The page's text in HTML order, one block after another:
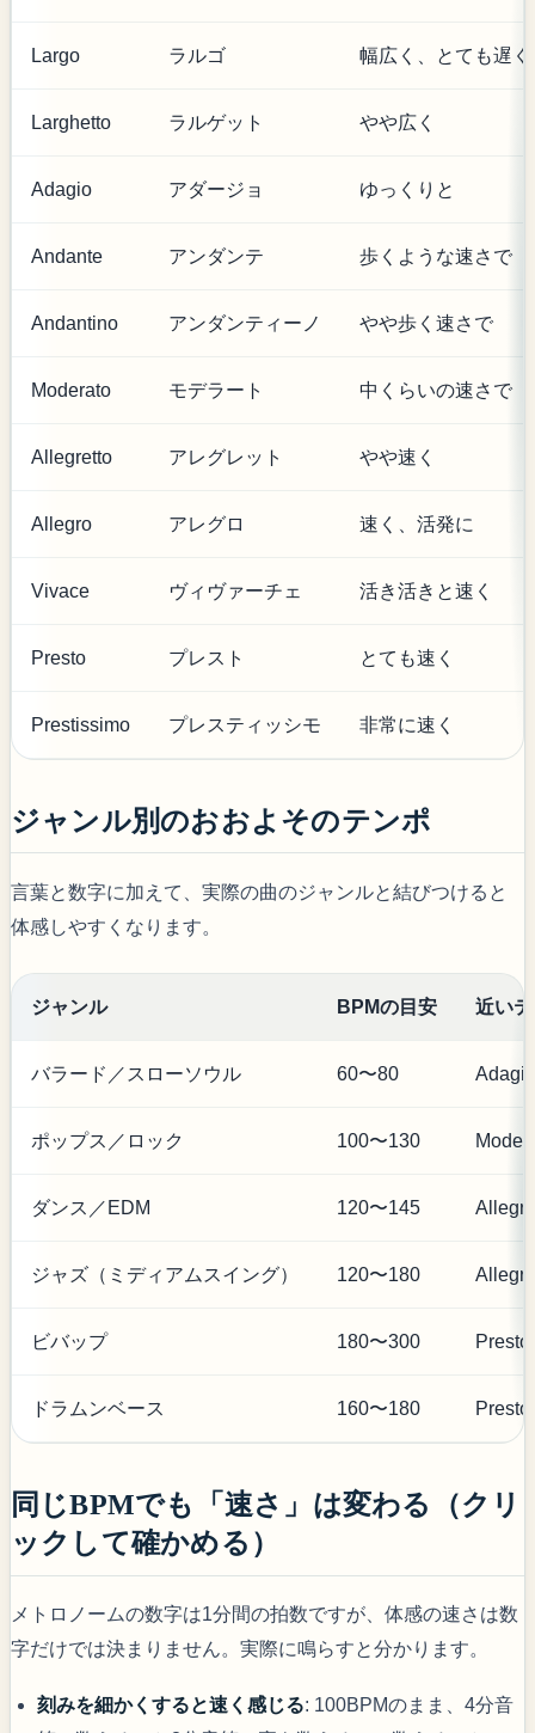
Largo ラルゴ 幅広く、とても遅く
Larghetto ラルゲット やや広く
Adagio アダージョ ゆっくりと
Andante アンダンテ 歩くような速さで
Andantino アンダンティーノ やや歩く速さで
Moderato モデラート 中くらいの速さで
Allegretto アレグレット やや速く
Allegro アレグロ 速く、活発に
Vivace ヴィヴァーチェ 活き活きと速く
Presto プレスト とても速く
Prestissimo プレスティッシモ 非常に速く
ジャンル別のおおよそのテンポ
言葉と数字に加えて、実際の曲のジャンルと結びつけると
体感しやすくなります。
ジャンル BPMの目安 近い
バラード／スローソウル 60〜80
ポップス／ロック 100〜130
ダンス／EDM 120〜145 Allegro
ジャズ（ミディアムスイング） 120〜180
ビバップ 180〜300 Presto
ドラムンベース 160〜180 Presto
同じBPMでも「速さ」は変わる（クリ
ックして確かめる）
メトロノームの数字は1分間の拍数ですが、体感の速さは数
字だけでは決まりません。実際に鳴らすと分かります。
刻みを細かくすると速く感じる: 100BPMのまま、4分音